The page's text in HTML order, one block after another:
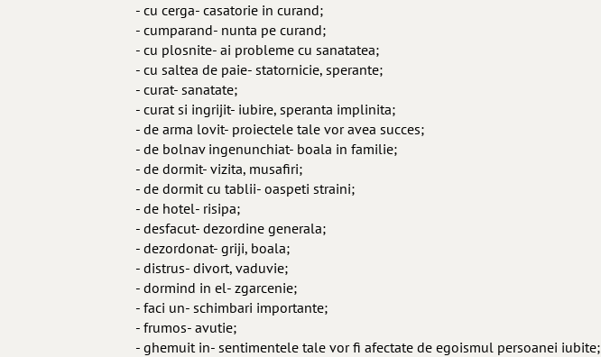
- cu cerga- casatorie in curand;
- cumparand- nunta pe curand;
- cu plosnite- ai probleme cu sanatatea;
- cu saltea de paie- statornicie, sperante;
- curat- sanatate;
- curat si ingrijit- iubire, speranta implinita;
- de arma lovit- proiectele tale vor avea succes;
- de bolnav ingenunchiat- boala in familie;
- de dormit- vizita, musafiri;
- de dormit cu tablii- oaspeti straini;
- de hotel- risipa;
- desfacut- dezordine generala;
- dezordonat- griji, boala;
- distrus- divort, vaduvie;
- dormind in el- zgarcenie;
- faci un- schimbari importante;
- frumos- avutie;
- ghemuit in- sentimentele tale vor fi afectate de egoismul persoanei iubite;